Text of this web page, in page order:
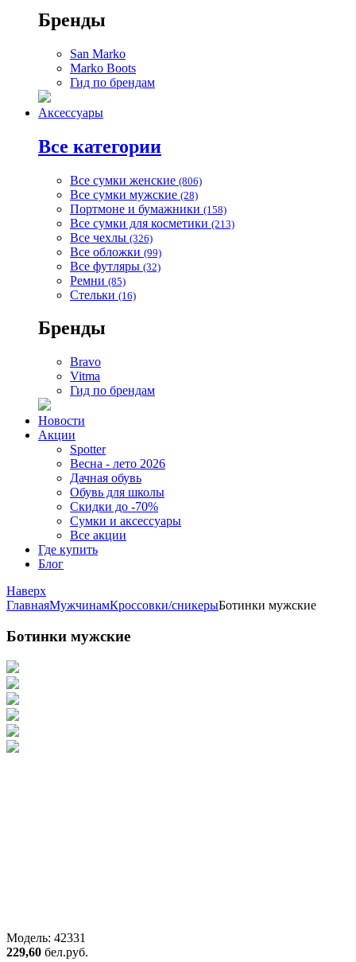
Бренды
San Marko
Marko Boots
Гид по брендам
Аксессуары
Все категории
Все сумки женские (806)
Все сумки мужские (28)
Портмоне и бумажники (158)
Все сумки для косметики (213)
Все чехлы (326)
Все обложки (99)
Все футляры (32)
Ремни (85)
Стельки (16)
Бренды
Bravo
Vitma
Гид по брендам
Новости
Акции
Spotter
Весна - лето 2026
Дачная обувь
Обувь для школы
Скидки до -70%
Сумки и аксессуары
Все акции
Где купить
Блог
Наверх
ГлавнаяМужчинамКроссовки/сникерыБотинки мужские
Ботинки мужские
Модель: 42331
229,60 бел.руб.